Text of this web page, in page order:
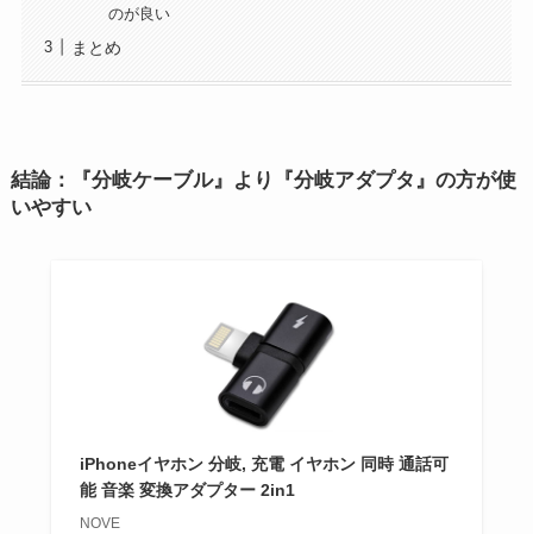
のが良い
まとめ
結論：『分岐ケーブル』より『分岐アダプタ』の方が使
いやすい
iPhoneイヤホン 分岐, 充電 イヤホン 同時 通話可
能 音楽 変換アダプター 2in1
NOVE